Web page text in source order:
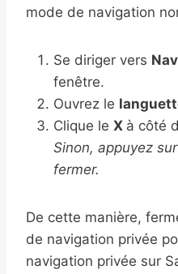
mode de navigation
Se diriger vers
fenêtre.
Ouvrez le
Clique le X à côté
Sinon, appuyez sur
fermer.
De cette manière,
de navigation privée
navigation privée sur